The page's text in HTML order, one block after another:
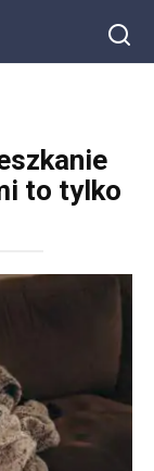
to tylko